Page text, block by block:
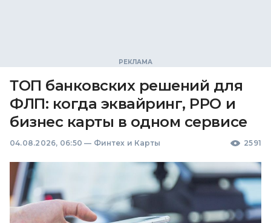
ТОП банковских решений для
ФЛП: когда эквайринг, РРО и
бизнес карты в одном сервисе
04.08.2026, 06:50 — Финтех и Карты 2591